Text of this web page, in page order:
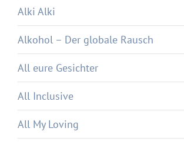
Alki Alki
Alkohol – Der globale Rausch
All eure Gesichter
All Inclusive
All My Loving